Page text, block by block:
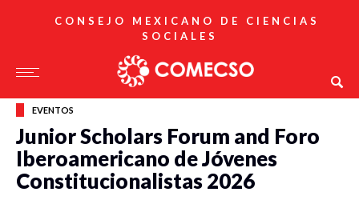
CONSEJO MEXICANO DE CIENCIAS
SOCIALES
EVENTOS
Junior Scholars Forum and Foro
Iberoamericano de Jóvenes
Constitucionalistas 2026